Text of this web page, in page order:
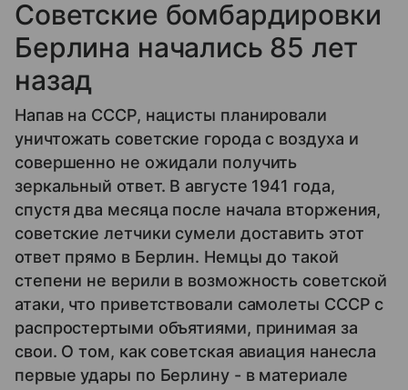
Советские бомбардировки
Берлина начались 85 лет
назад
Напав на СССР, нацисты планировали
уничтожать советские города с воздуха и
совершенно не ожидали получить
зеркальный ответ. В августе 1941 года,
спустя два месяца после начала вторжения,
советские летчики сумели доставить этот
ответ прямо в Берлин. Немцы до такой
степени не верили в возможность советской
атаки, что приветствовали самолеты СССР с
распростертыми объятиями, принимая за
свои. О том, как советская авиация нанесла
первые удары по Берлину - в материале